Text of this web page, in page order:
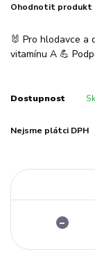
Ohodnotit produkt
🐰 Pro hlodavce a
vitamínu A 💪
Dostupnost
Nejsme plátci DPH